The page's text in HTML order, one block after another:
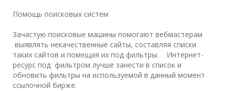
Помощь поисковых систем
Зачастую поисковые машины помогают вебмастерам
выявлять некачественные сайты, составляя списки
таких сайтов и помещая их под фильтры. Интернет-
ресурс под фильтром лучше занести в список и
обновить фильтры на используемой в данный момент
ссылочной бирже.